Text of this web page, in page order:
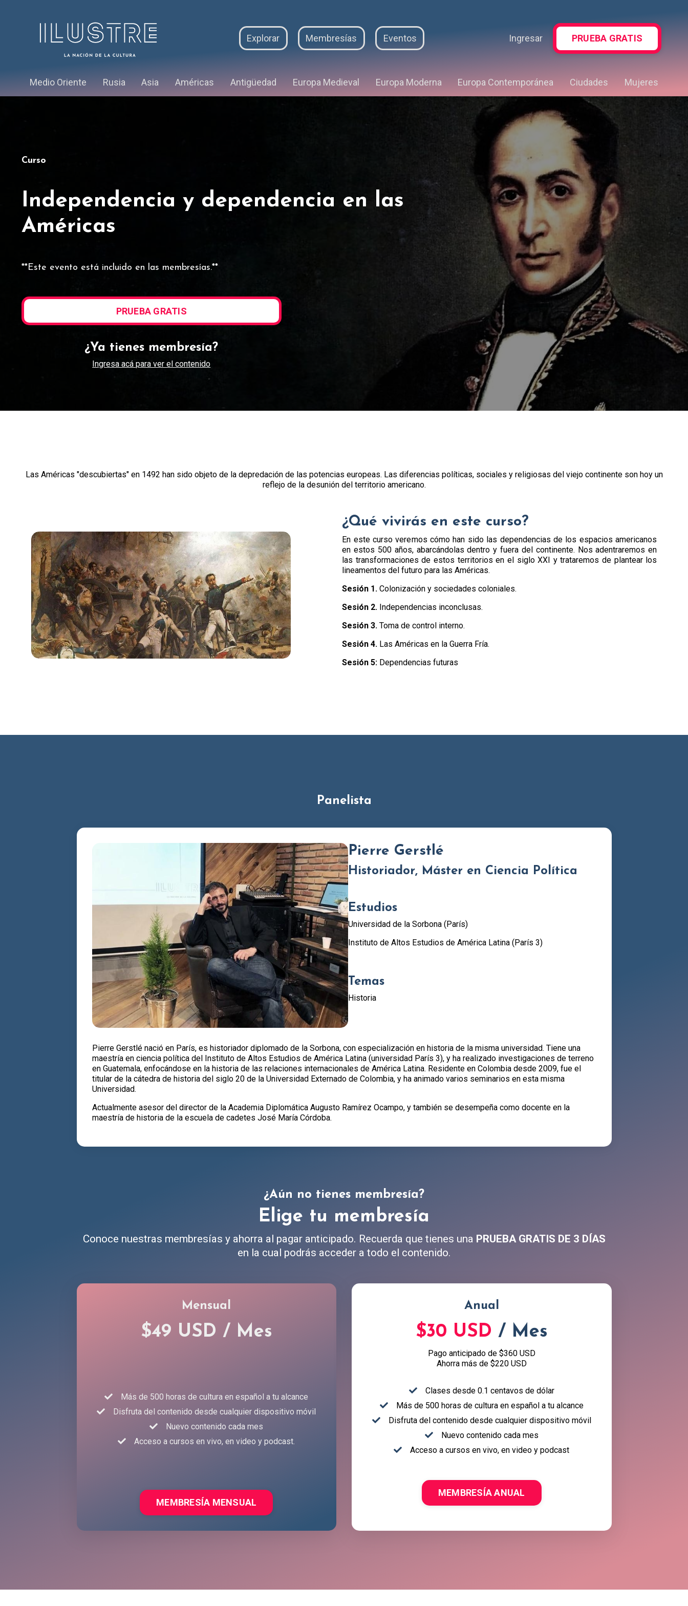
Explorar Membresías Eventos Ingresar PRUEBA GRATIS
Medio Oriente Rusia Asia Américas Antigüedad Europa Medieval Europa Moderna Europa Contemporánea Ciudades Mujeres
Curso
Independencia y dependencia en las
Américas
**Este evento está incluido en las membresías.**
PRUEBA GRATIS
¿Ya tienes membresía?
Ingresa acá para ver el contenido
Las Américas "descubiertas" en 1492 han sido objeto de la depredación de las potencias europeas. Las diferencias políticas, sociales y religiosas del viejo continente son hoy un
reflejo de la desunión del territorio americano.
¿Qué vivirás en este curso?
En este curso veremos cómo han sido las dependencias de los espacios americanos
en estos 500 años, abarcándolas dentro y fuera del continente. Nos adentraremos en
las transformaciones de estos territorios en el siglo XXI y trataremos de plantear los
lineamentos del futuro para las Américas.
Sesión 1. Colonización y sociedades coloniales.
Sesión 2. Independencias inconclusas.
Sesión 3.Toma de control interno.
Sesión 4. Las Américas en la Guerra Fría.
Sesión 5: Dependencias futuras
Panelista
Pierre Gerstlé
Historiador, Máster en Ciencia Política
Estudios
Universidad de la Sorbona (París)
Instituto de Altos Estudios de América Latina (París 3)
Temas
Historia
Pierre Gerstlé nació en París, es historiador diplomado de la Sorbona, con especialización en historia de la misma universidad. Tiene una
maestría en ciencia política del Instituto de Altos Estudios de América Latina (universidad París 3), y ha realizado investigaciones de terreno
en Guatemala, enfocándose en la historia de las relaciones internacionales de América Latina. Residente en Colombia desde 2009, fue el
titular de la cátedra de historia del siglo 20 de la Universidad Externado de Colombia, y ha animado varios seminarios en esta misma
Universidad.
Actualmente asesor del director de la Academia Diplomática Augusto Ramírez Ocampo, y también se desempeña como docente en la
maestría de historia de la escuela de cadetes José María Córdoba.
¿Aún no tienes membresía?
Elige tu membresía
Conoce nuestras membresías y ahorra al pagar anticipado. Recuerda que tienes una PRUEBA GRATIS DE 3 DÍAS
en la cual podrás acceder a todo el contenido.
Mensual
$49 USD / Mes
Más de 500 horas de cultura en español a tu alcance
Disfruta del contenido desde cualquier dispositivo móvil
Nuevo contenido cada mes
Acceso a cursos en vivo, en video y podcast.
MEMBRESÍA MENSUAL
Anual
$30 USD / Mes
Pago anticipado de $360 USD
Ahorra más de $220 USD
Clases desde 0.1 centavos de dólar
Más de 500 horas de cultura en español a tu alcance
Disfruta del contenido desde cualquier dispositivo móvil
Nuevo contenido cada mes
Acceso a cursos en vivo, en video y podcast
MEMBRESÍA ANUAL